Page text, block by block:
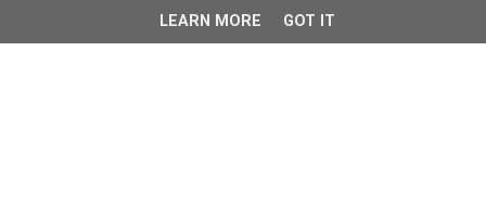
LEARN MORE GOT IT